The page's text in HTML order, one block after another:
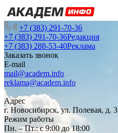
+7 (383) 291-70-36
+7 (383) 291-70-36Редакция
+7 (383) 288-53-40Реклама
Заказать звонок
E-mail
mail@academ.info
reklama@academ.info
Адрес
г. Новосибирск, ул. Полевая, д. 3
Режим работы
Пн. – Пт.: с 9:00 до 18:00